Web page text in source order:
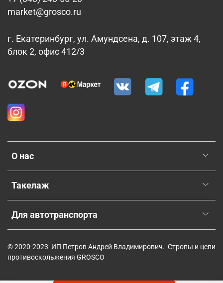
О нас
Такелаж
Для автотранспорта
market@grosco.ru
г. Екатеринбург, ул. Амундсена, д. 107, этаж 4,
блок 2, офис 412/3
© 2020-2023 ИП Петров Андрей Владимирович. Стропы и цепи
противоскольжения GROSCO